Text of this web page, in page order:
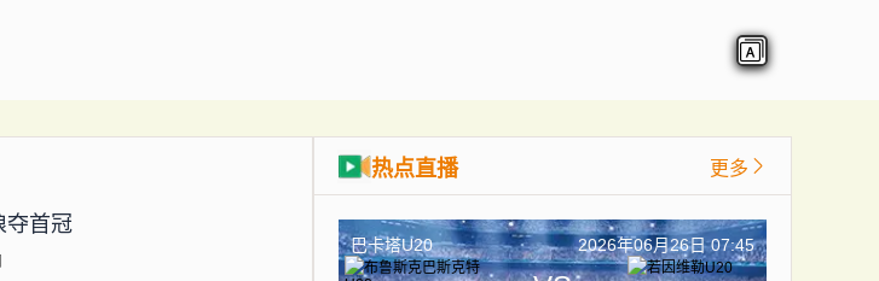
夺首冠
热点直播 更多
巴卡塔U20 2026年06月26日 07:45